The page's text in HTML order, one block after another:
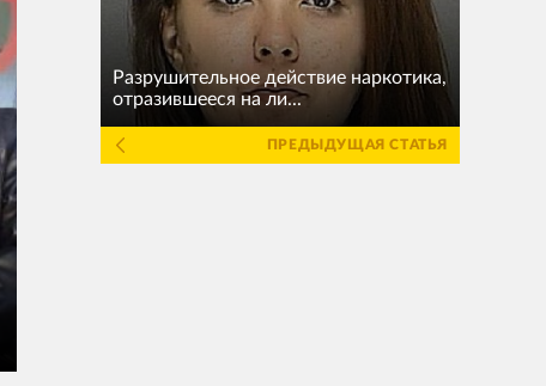
Разрушительное действие наркотика,
отразившееся на ли...
ПРЕДЫДУЩАЯ СТАТЬЯ